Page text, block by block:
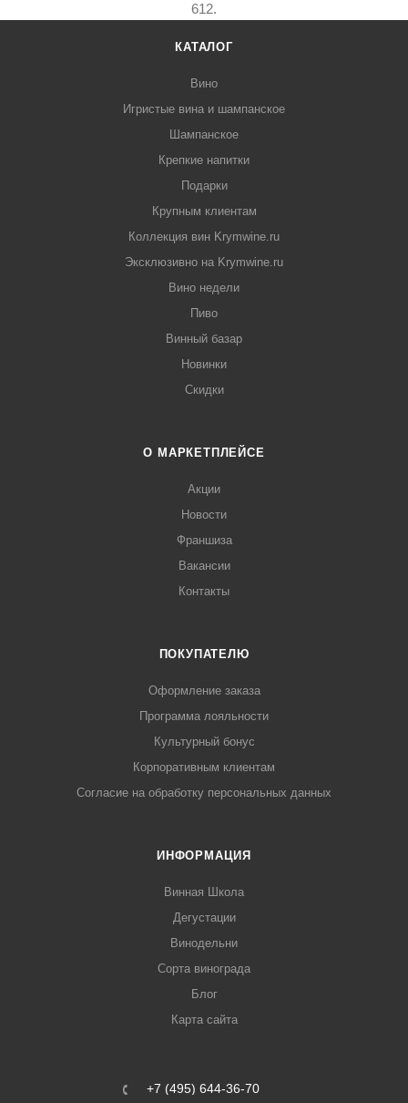
612.
КАТАЛОГ
Вино
Игристые вина и шампанское
Шампанское
Крепкие напитки
Подарки
Крупным клиентам
Коллекция вин Krymwine.ru
Эксклюзивно на Krymwine.ru
Вино недели
Пиво
Винный базар
Новинки
Скидки
О МАРКЕТПЛЕЙСЕ
Акции
Новости
Франшиза
Вакансии
Контакты
ПОКУПАТЕЛЮ
Оформление заказа
Программа лояльности
Культурный бонус
Корпоративным клиентам
Согласие на обработку персональных данных
ИНФОРМАЦИЯ
Винная Школа
Дегустации
Винодельни
Сорта винограда
Блог
Карта сайта
+7 (495) 644-36-70